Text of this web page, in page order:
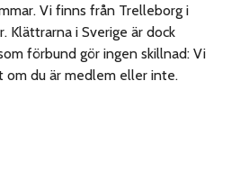
Vi finns från Trelleborg i
Klättrarna i Sverige är dock
förbund gör ingen skillnad: Vi
du är medlem eller inte.